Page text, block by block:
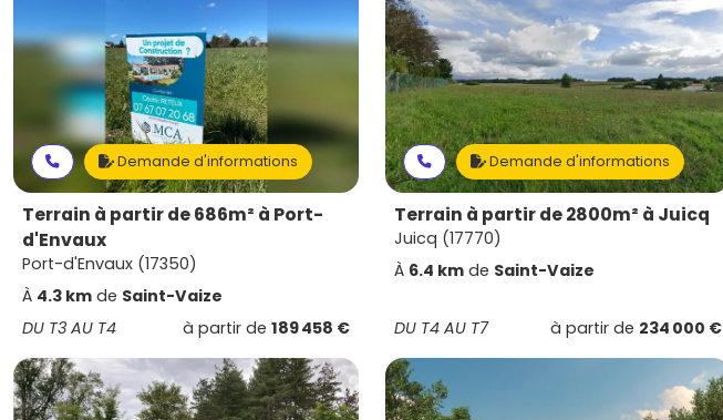
Demande d'informations
Terrain à partir de 686m² à Port-
d'Envaux
Port-d'Envaux (17350)
À 4.3 km de Saint-Vaize
DU T3 AU T4
à partir de 189 458 €
Demande d'informations
Terrain à partir de 2800m² à Juicq
Juicq (17770)
À 6.4 km de Saint-Vaize
DU T4 AU T7 à partir de 234 000 €